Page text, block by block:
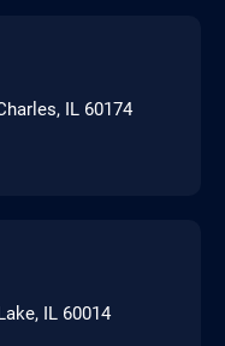
IL 60174
IL 60014